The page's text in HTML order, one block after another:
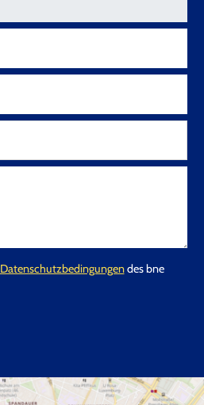
Datenschutzbedingungendes bne